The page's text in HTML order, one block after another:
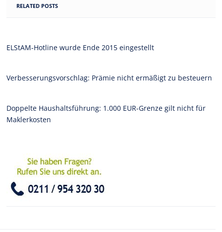
RELATED POSTS
ELStAM-Hotline wurde Ende 2015 eingestellt
Verbesserungsvorschlag: Prämie nicht ermäßigt zu besteuern
Doppelte Haushaltsführung: 1.000 EUR-Grenze gilt nicht für
Maklerkosten